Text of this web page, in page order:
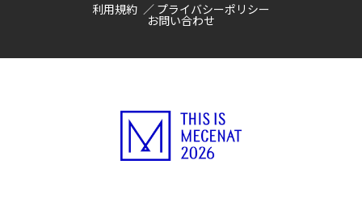
利用規約 プライバシーポリシー
お問い合わせ